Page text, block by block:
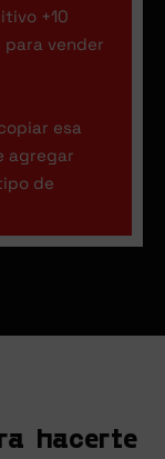
+10
para vender
esa
agregar
de
hacerte